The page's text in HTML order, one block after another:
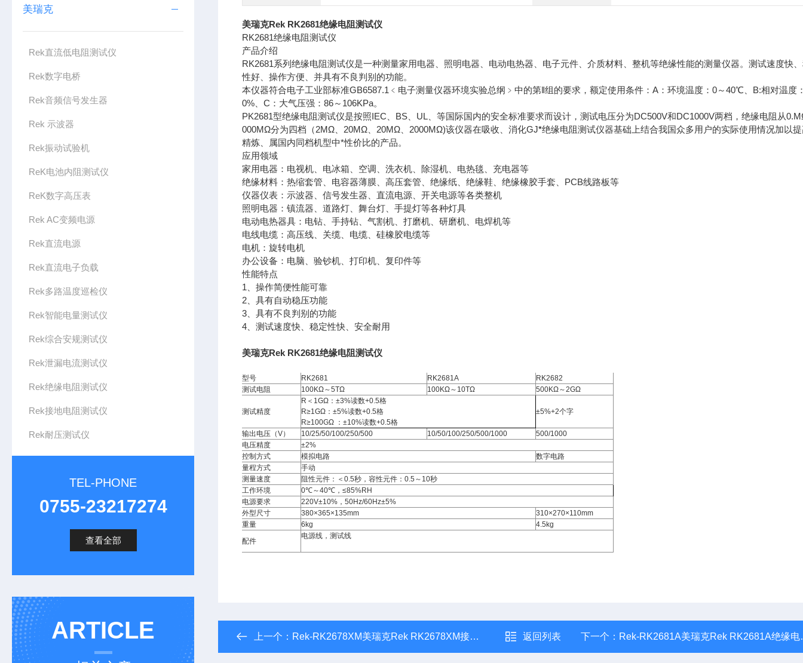
美瑞克
Rek直流低电阻测试仪
Rek数字电桥
Rek音频信号发生器
Rek 示波器
Rek振动试验机
ReK电池内阻测试仪
ReK数字高压表
Rek AC变频电源
Rek直流电源
Rek直流电子负载
Rek多路温度巡检仪
Rek智能电量测试仪
Rek综合安规测试仪
Rek泄漏电流测试仪
Rek绝缘电阻测试仪
Rek接地电阻测试仪
Rek耐压测试仪
TEL-PHONE
0755-23217274
查看全部
ARTICLE
美瑞克Rek RK2681绝缘电阻测试仪
RK2681绝缘电阻测试仪
产品介绍
RK2681系列绝缘电阻测试仪是一种测量家用电器、照明电器、电动电热器、电子元件、介质材料、整机等绝缘性能的测量仪器。测试速度快
性好、操作方便、并具有不良判别的功能。
本仪器符合电子工业部标准GB6587.1﹤电子测量仪器环境实验总纲﹥中的第‖组的要求，额定使用条件：A：环境温度：0～40℃、B:相对温度
0%、C：大气压强：86～106KPa。
PK2681型绝缘电阻测试仪是按照IEC、BS、UL、等国际国内的安全标准要求而设计，测试电压分为DC500V和DC1000V两档，绝缘电阻从
000MΩ分为四档（2MΩ、20MΩ、20MΩ、2000MΩ)该仪器在吸收、消化GJ*绝缘电阻测试仪器基础上结合我国众多用户的实际使用情况加以
精炼、属国内同档机型中*性价比的产品。
应用领域
家用电器：电视机、电冰箱、空调、洗衣机、除湿机、电热毯、充电器等
绝缘材料：热缩套管、电容器薄膜、高压套管、绝缘纸、绝缘鞋、绝缘橡胶手套、PCB线路板等
仪器仪表：示波器、信号发生器、直流电源、开关电源等各类整机
照明电器：镇流器、道路灯、舞台灯、手提灯等各种灯具
电动电热器具：电钻、手持钻、气割机、打磨机、研磨机、电焊机等
电线电缆：高压线、关缆、电缆、硅橡胶电缆等
电机：旋转电机
办公设备：电脑、验钞机、打印机、复印件等
性能特点
1、操作简便性能可靠
2、具有自动稳压功能
3、具有不良判别的功能
4、测试速度快、稳定性快、安全耐用
美瑞克Rek RK2681绝缘电阻测试仪
型号 RK2681 RK2681A
RK2682
测试电阻
100KΩ～5TΩ 100KΩ～10TΩ 500KΩ～2GΩ
测试精度
R＜1GΩ：±3%读数+0.5格
R≥1GΩ：±5%读数+0.5格
R≥100GΩ ：±10%读数+0.5格
±5%+2个字
输出电压（V） 10/25/50/100/250/500 10/50/100/250/500/1000
500/1000
电压精度
±2%
控制方式
模拟电路
数字电路
量程方式
手动
测量速度
阻性元件：＜0.5秒，容性元件：0.5～10秒
工作环境
0℃～40℃，≤85%RH
电源要求
220V±10%，50Hz/60Hz±5%
外型尺寸
380×365×135mm
310×270×110mm
重量
6kg
4.5kg
配件
电源线，测试线
上一个： Rek-RK2678XM美瑞克Rek RK2678XM接地电阻测试仪 返回列表 下一个： Rek-RK2681A美瑞克Rek RK2681A绝缘电阻测试仪